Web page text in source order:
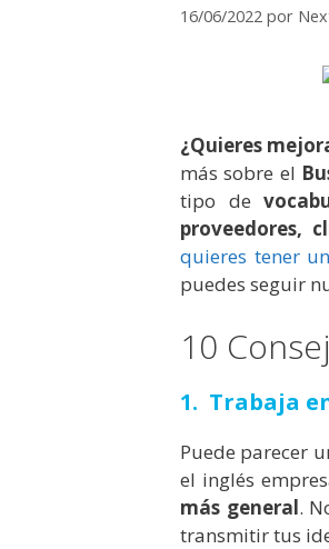
16/06/2022 por
¿Quieres
más sobre el
tipo de
proveedores,
quieres tener
puedes seguir
10
1. Trabaja
Puede parecer
el inglés
más general.
transmitir tus